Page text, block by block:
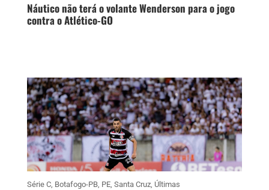
Náutico não terá o volante Wenderson para o jogo
contra o Atlético-GO
Série C, Botafogo-PB, PE, Santa Cruz, Últimas